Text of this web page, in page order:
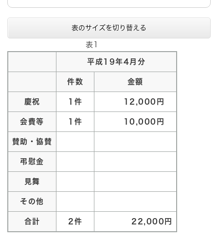
表のサイズを切り替える
表1
平成19年4月分
件数 金額
慶祝 1件 12,000円
会費等 1件 10,000円
賛助・協賛
弔慰金
見舞
その他
合計 2件 22,000円